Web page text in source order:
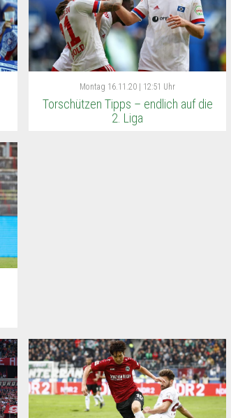
Montag 16.11.20 | 12:51 Uhr
Torschützen Tipps – endlich auf die
2. Liga